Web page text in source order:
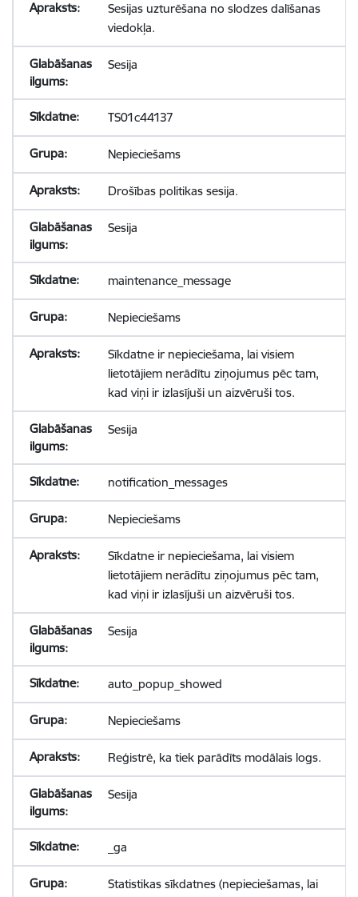
Sesijas uzturēšana no slodzes dalīšanas
viedokļa.
Sesija
TS01c44137
Nepieciešams
Drošības politikas sesija.
Sesija
maintenance_message
Nepieciešams
Sīkdatne ir nepieciešama, lai visiem
lietotājiem nerādītu ziņojumus pēc tam,
kad viņi ir izlasījuši un aizvēruši tos.
Sesija
notification_messages
Nepieciešams
Sīkdatne ir nepieciešama, lai visiem
lietotājiem nerādītu ziņojumus pēc tam,
kad viņi ir izlasījuši un aizvēruši tos.
Sesija
auto_popup_showed
Nepieciešams
Reģistrē, ka tiek parādīts modālais logs.
Sesija
_ga
Statistikas sīkdatnes (nepieciešamas, lai